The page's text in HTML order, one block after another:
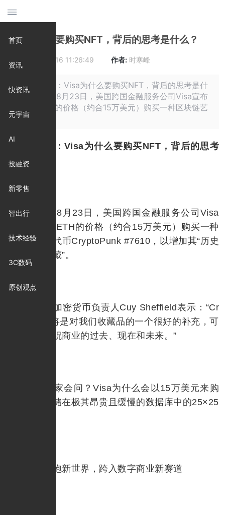
首页
资讯
快资讯
元宇宙
AI
投融资
新零售
智出行
技术经验
3C数码
原创观点
Visa为什么要购买NFT，背后的思考是什么？
时间: 2021-09-16 11:26:49 作者: 时寒峰
摘要: 原标题：Visa为什么要购买NFT，背后的思考是什
么？ 2021年8月23日，美国跨国金融服务公司Visa宣布
以49.5 ETH的价格（约合15万美元）购买一种区块链艺
术代币
原标题：Visa为什么要购买NFT，背后的思考
是什么？
2021年8月23日，美国跨国金融服务公司Visa
宣布以49.5 ETH的价格（约合15万美元）购买一种
区块链艺术代币CryptoPunk #7610，以增加其“历史
商业文物收藏”。
Visa的加密货币负责人Cuy Sheffield表示：“Cr
yptoPunks将是对我们收藏品的一个很好的补充，可
以描绘和庆祝商业的过去、现在和未来。”
也许大家会问？Visa为什么会以15万美元来购
买，一个存储在极其昂贵且缓慢的数据库中的25×25
Visa拥抱新世界，跨入数字商业新赛道